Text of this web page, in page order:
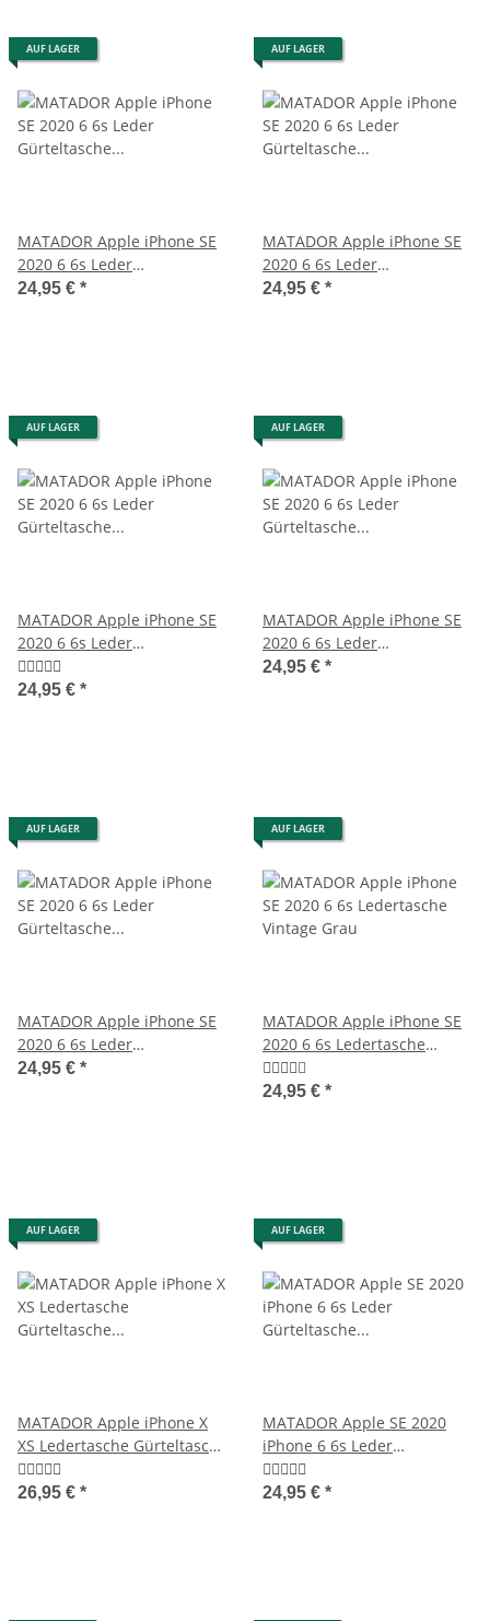
AUF LAGER
MATADOR Apple iPhone SE
2020 6 6s Leder
Gürteltasche Hülle Braun
24,95 € *
AUF LAGER
MATADOR Apple iPhone SE
2020 6 6s Leder
Gürteltasche Quer Braun
24,95 € *
AUF LAGER
MATADOR Apple iPhone SE
2020 6 6s Leder
Gürteltasche Quer Braun
24,95 € *
AUF LAGER
MATADOR Apple iPhone SE
2020 6 6s Leder
Gürteltasche Vertikal Braun
24,95 € *
AUF LAGER
MATADOR Apple iPhone SE
2020 6 6s Leder
Gürteltasche Vertikal
24,95 € *
AUF LAGER
MATADOR Apple iPhone SE
2020 6 6s Ledertasche
Vintage Grau
24,95 € *
AUF LAGER
MATADOR Apple iPhone X
XS Ledertasche Gürteltasche
Vintage Braun
26,95 € *
AUF LAGER
MATADOR Apple SE 2020
iPhone 6 6s Leder
Gürteltasche Quer Schwarz
24,95 € *